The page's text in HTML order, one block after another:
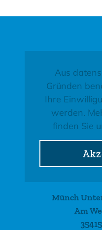
Aus
Gründen
Ihre
werden.
finden Sie
Münch
Am